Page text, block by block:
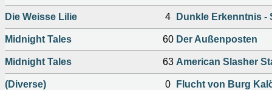
Die Weisse Lilie 4 Dunkle Erkenntnis -
Midnight Tales 60 Der Außenposten
Midnight Tales 63 American Slasher
(Diverse) 0 Flucht von Burg